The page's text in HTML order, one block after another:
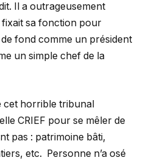
Il a outrageusement
sa fonction pour
fond comme un président
un simple chef de la
cet horrible tribunal
CRIEF pour se mêler de
pas : patrimoine bâti,
etc. Personne n’a osé